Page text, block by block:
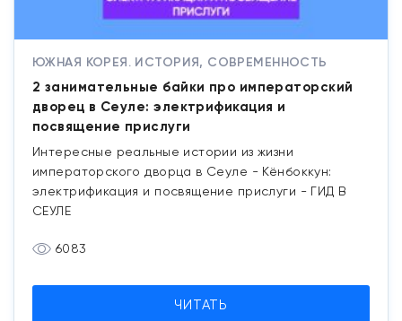
ЮЖНАЯ КОРЕЯ. ИСТОРИЯ, СОВРЕМЕННОСТЬ
2 занимательные байки про императорский
дворец в Сеуле: электрификация и
посвящение прислуги
Интересные реальные истории из жизни
императорского дворца в Сеуле - Кёнбоккун:
электрификация и посвящение прислуги - ГИД В
СЕУЛЕ
6083
ЧИТАТЬ